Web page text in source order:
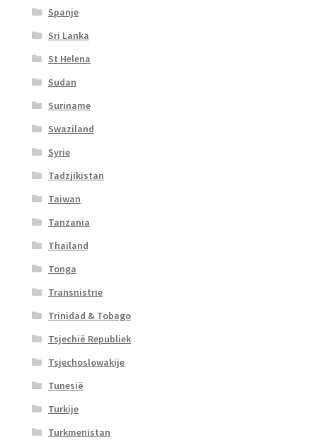
Spanje
Sri Lanka
St Helena
Sudan
Suriname
Swaziland
Syrie
Tadzjikistan
Taiwan
Tanzania
Thailand
Tonga
Transnistrie
Trinidad & Tobago
Tsjechië Republiek
Tsjechoslowakije
Tunesië
Turkije
Turkmenistan